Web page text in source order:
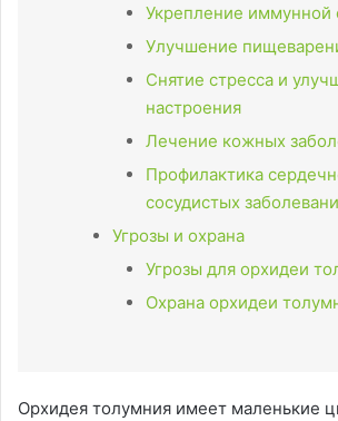
Укрепление иммунной
Улучшение
Снятие стресса и
настроения
Лечение кожных
Профилактика
сосудистых
Угрозы и охрана
Угрозы для орхидеи
Охрана орхидеи
Орхидея толумния имеет маленькие